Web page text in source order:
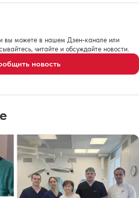
вы можете в нашем Дзен-канале или
читайте и обсуждайте новости.
новость